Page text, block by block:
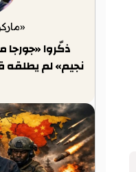
ذكّروا «جورجا
نجيم» لم